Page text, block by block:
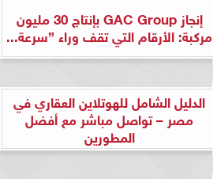
إنجاز GAC Group بإنتاج 30 مليون
مركبة: الأرقام التي تقف وراء ”سرعة...
الدليل الشامل للهوتلاين العقاري في
مصر – تواصل مباشر مع أفضل
المطورين